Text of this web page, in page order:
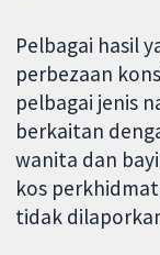
Pelbagai hasil
perbezaan
pelbagai jenis
berkaitan
wanita dan
kos
tidak